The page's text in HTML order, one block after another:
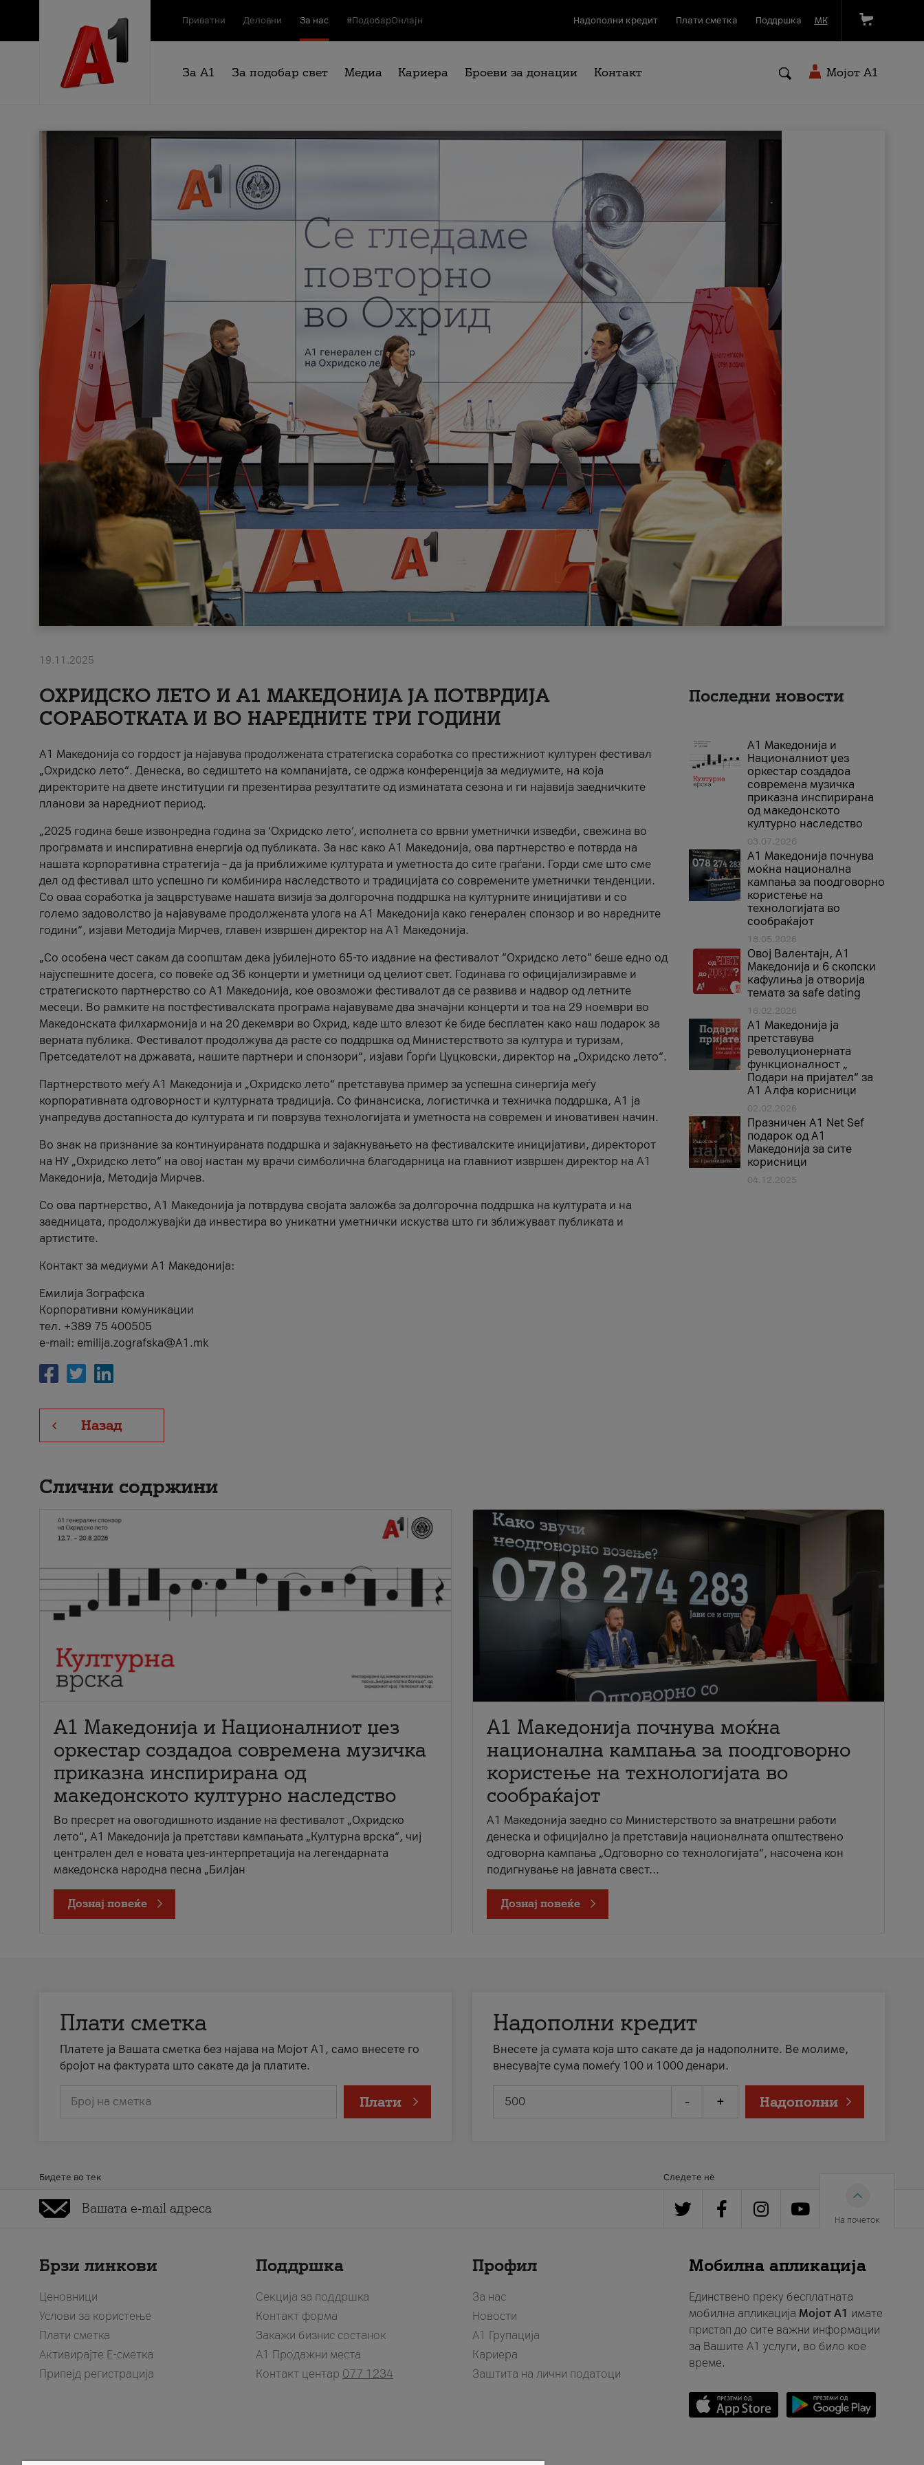
Приватни Деловни За нас #ПодобарОнлајн Надополни кредит Плати сметка Поддршка МК
За А1 За подобар свет Медиа Кариера Броеви за донации Контакт Мојот A1
19.11.2025
ОХРИДСКО ЛЕТО И A1 МАКЕДОНИЈА ЈА ПОТВРДИЈА
СОРАБОТКАТА И ВО НАРЕДНИТЕ ТРИ ГОДИНИ
A1 Македонија со гордост ја најавува продолжената стратегиска соработка со престижниот културен фестивал
„Охридско лето“. Денеска, во седиштето на компанијата, се одржа конференција за медиумите, на која
директорите на двете институции ги презентираа резултатите од изминатата сезона и ги најавија заедничките
планови за наредниот период.
„2025 година беше извонредна година за ‘Охридско лето’, исполнета со врвни уметнички изведби, свежина во
програмата и инспиративна енергија од публиката. За нас како A1 Македонија, ова партнерство е потврда на
нашата корпоративна стратегија – да ја приближиме културата и уметноста до сите граѓани. Горди сме што сме
дел од фестивал што успешно ги комбинира наследството и традицијата со современите уметнички тенденции.
Со оваа соработка ја зацврстуваме нашата визија за долгорочна поддршка на културните иницијативи и со
големо задоволство ја најавуваме продолжената улога на A1 Македонија како генерален спонзор и во наредните
години“, изјави Методија Мирчев, главен извршен директор на A1 Македонија.
„Со особена чест сакам да соопштам дека јубилејното 65-то издание на фестивалот “Охридско лето” беше едно од
најуспешните досега, со повеќе од 36 концерти и уметници од целиот свет. Годинава го официјализиравме и
стратегиското партнерство со А1 Македонија, кое овозможи фестивалот да се развива и надвор од летните
месеци. Во рамките на постфестивалската програма најавуваме два значајни концерти и тоа на 29 ноември во
Македонската филхармонија и на 20 декември во Охрид, каде што влезот ќе биде бесплатен како наш подарок за
верната публика. Фестивалот продолжува да расте со поддршка од Министерството за култура и туризам,
Претседателот на државата, нашите партнери и спонзори“, изјави Ѓорѓи Цуцковски, директор на „Охридско лето“.
Партнерството меѓу A1 Македонија и „Охридско лето“ претставува пример за успешна синергија меѓу
корпоративната одговорност и културната традиција. Со финансиска, логистичка и техничка поддршка, A1 ја
унапредува достапноста до културата и ги поврзува технологијата и уметноста на современ и иновативен начин.
Во знак на признание за континуираната поддршка и зајакнувањето на фестивалските иницијативи, директорот
на НУ „Охридско лето“ на овој настан му врачи симболична благодарница на главниот извршен директор на A1
Македонија, Методија Мирчев.
Со ова партнерство, A1 Македонија ја потврдува својата заложба за долгорочна поддршка на културата и на
заедницата, продолжувајќи да инвестира во уникатни уметнички искуства што ги зближуваат публиката и
артистите.
Контакт за медиуми А1 Македонија:
Емилија Зографска
Корпоративни комуникации
тел. +389 75 400505
e-mail: emilija.zografska@A1.mk
Назад
Последни новости
А1 Македонија и
Националниот џез
оркестар создадоа
современа музичка
приказна инспирирана
од македонското
културно наследство
03.07.2026
A1 Македонија почнува
моќна национална
кампања за поодговорно
користење на
технологијата во
сообраќајот
18.05.2026
Овој Валентајн, A1
Македонија и 6 скопски
кафулиња ја отворија
темата за safe dating
16.02.2026
А1 Македонија ја
претставува
револуционерната
функционалност „
Подари на пријател“ за
А1 Алфа корисници
02.02.2026
Празничен A1 Net Sеf
подарок од А1
Македонија за сите
корисници
04.12.2025
Слични содржини
А1 Македонија и Националниот џез
оркестар создадоа современа музичка
приказна инспирирана од
македонското културно наследство
Во пресрет на овогодишното издание на фестивалот „Охридско
лето“, А1 Македонија ја претстави кампањата „Културна врска“, чиј
централен дел е новата џез-интерпретација на легендарната
македонска народна песна „Билјан
Дознај повеќе
A1 Македонија почнува моќна
национална кампања за поодговорно
користење на технологијата во
сообраќајот
A1 Македонија заедно со Министерството за внатрешни работи
денеска и официјално ја претставија националната општествено
одговорна кампања „Одговорно со технологијата“, насочена кон
подигнување на јавната свест...
Дознај повеќе
Плати сметка
Платете ја Вашата сметка без најава на Мојот А1, само внесете го
бројот на фактурата што сакате да ја платите.
Број на сметка Плати
Надополни кредит
Внесете ја сумата која што сакате да ја надополните. Ве молиме,
внесувајте сума помеѓу 100 и 1000 денари.
- + Надополни
Бидете во тек Следете нè
На почеток
Брзи линкови
Ценовници
Услови за користење
Плати сметка
Активирајте Е-сметка
Припејд регистрација
Поддршка
Секција за поддршка
Контакт форма
Закажи бизнис состанок
A1 Продажни места
Контакт центар 077 1234
Профил
За нас
Новости
А1 Групација
Кариера
Заштита на лични податоци
Мобилна апликација
Единствено преку бесплатната
мобилна апликација Мојот A1 имате
пристап до сите важни информации
за Вашите A1 услуги, во било кое
време.